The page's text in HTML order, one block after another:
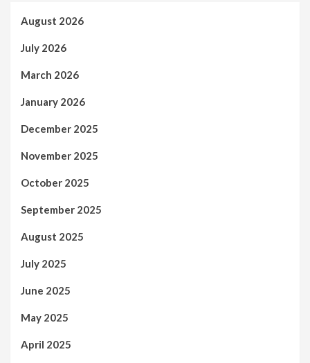
August 2026
July 2026
March 2026
January 2026
December 2025
November 2025
October 2025
September 2025
August 2025
July 2025
June 2025
May 2025
April 2025